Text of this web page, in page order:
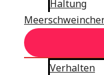
Haltung
Verhalten